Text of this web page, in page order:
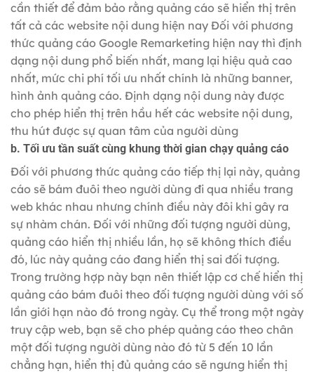
cần thiết để đảm bảo rằng quảng cáo sẽ hiển thị trên
tất cả các website nội dung hiện nay Đối với phương
thức quảng cáo Google Remarketing hiện nay thì định
dạng nội dung phổ biến nhất, mang lại hiệu quả cao
nhất, mức chi phí tối ưu nhất chính là những banner,
hình ảnh quảng cáo. Định dạng nội dung này được
cho phép hiển thị trên hầu hết các website nội dung,
thu hút được sự quan tâm của người dùng
b. Tối ưu tần suất cùng khung thời gian chạy quảng cáo
Đối với phương thức quảng cáo tiếp thị lại này, quảng
cáo sẽ bám đuôi theo người dùng đi qua nhiều trang
web khác nhau nhưng chính điều này đôi khi gây ra
sự nhàm chán. Đối với những đối tượng người dùng,
quảng cáo hiển thị nhiều lần, họ sẽ không thích điều
đó, lúc này quảng cáo đang hiển thị sai đối tượng.
Trong trường hợp này bạn nên thiết lập cơ chế hiển thị
quảng cáo bám đuôi theo đối tượng người dùng với số
lần giới hạn nào đó trong ngày. Cụ thể trong một ngày
truy cập web, bạn sẽ cho phép quảng cáo theo chân
một đối tượng người dùng nào đó từ 5 đến 10 lần
chẳng hạn, hiển thị đủ quảng cáo sẽ ngưng hiển thị